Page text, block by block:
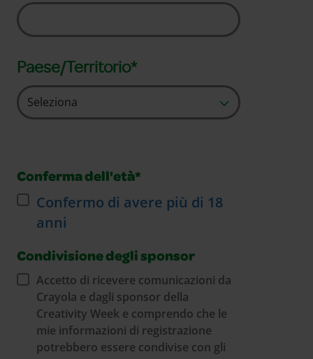
Paese/Territorio*
Conferma dell'età*
Confermo di avere più di 18
anni
Condivisione degli sponsor
Accetto di ricevere comunicazioni da
Crayola e dagli sponsor della
Creativity Week e comprendo che le
mie informazioni di registrazione
potrebbero essere condivise con gli